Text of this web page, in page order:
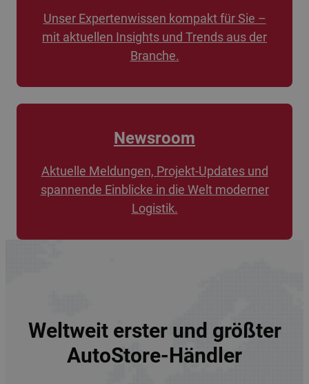
Unser Expertenwissen kompakt für Sie –
mit aktuellen Insights und Trends aus der
Branche.
Newsroom
Aktuelle Meldungen, Projekt-Updates und
spannende Einblicke in die Welt moderner
Logistik.
Weltweit erster und größter
AutoStore-Händler